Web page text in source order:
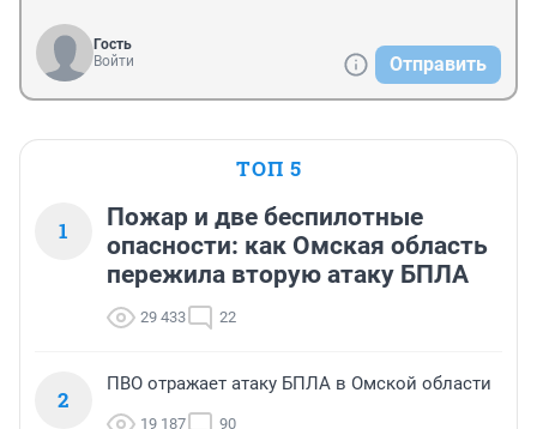
Гость
Войти
Отправить
ТОП 5
1
Пожар и две беспилотные
опасности: как Омская область
пережила вторую атаку БПЛА
29 433 22
2
ПВО отражает атаку БПЛА в Омской области
19 187 90